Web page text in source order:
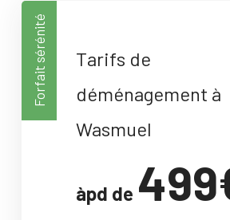
Forfait sérénité
Tarifs de
déménagement à
Wasmuel
àpd de